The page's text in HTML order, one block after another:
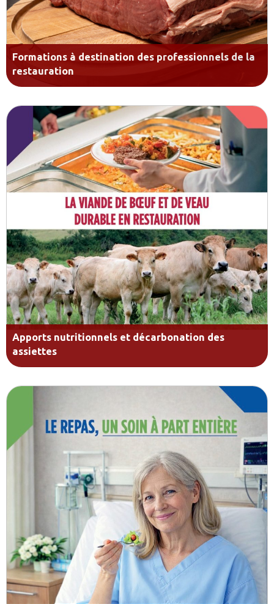
Formations à destination des professionnels de la
restauration
Apports nutritionnels et décarbonation des
assiettes